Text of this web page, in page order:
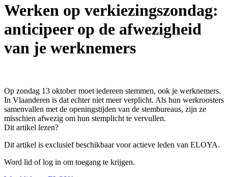
Werken op verkiezingszondag:
anticipeer op de afwezigheid
van je werknemers
Op zondag 13 oktober moet iedereen stemmen, ook je werknemers.
In Vlaanderen is dat echter niet meer verplicht. Als hun werkroosters
samenvallen met de openingstijden van de stembureaus, zijn ze
misschien afwezig om hun stemplicht te vervullen.
Dit artikel lezen?
Dit artikel is exclusief beschikbaar voor actieve leden van ELOYA.
Word lid of log in om toegang te krijgen.